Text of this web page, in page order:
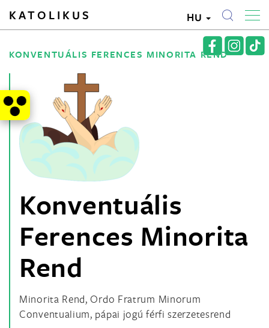
KATOLIKUS HU
KONVENTUÁLIS FERENCES MINORITA REND
Konventuális
Ferences Minorita
Rend
Minorita Rend, Ordo Fratrum Minorum
Conventualium, pápai jogú férfi szerzetesrend